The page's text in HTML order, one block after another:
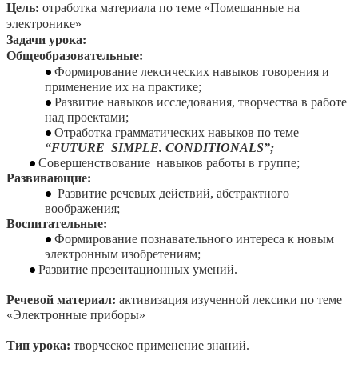
Цель: отработка материала по теме «Помешанные на
электронике»
Задачи урока:
Общеобразовательные:
Формирование лексических навыков говорения и
применение их на практике;
Развитие навыков исследования, творчества в работе
над проектами;
Отработка грамматических навыков по теме
“FUTURE SIMPLE. CONDITIONALS”;
Совершенствование навыков работы в группе;
Развивающие:
Развитие речевых действий, абстрактного
воображения;
Воспитательные:
Формирование познавательного интереса к новым
электронным изобретениям;
Развитие презентационных умений.
Речевой материал: активизация изученной лексики по теме
«Электронные приборы»
Тип урока: творческое применение знаний.